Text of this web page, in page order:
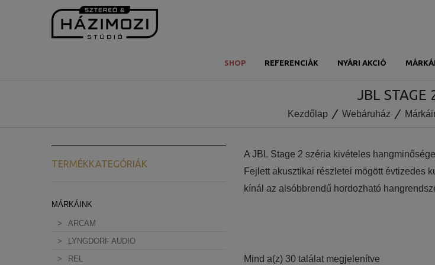
SHOP REFERENCIÁK NYÁRI AKCIÓ
JBL STAGE
Kezdőlap Webáruház
A JBL Stage 2 széria kivételes
Fejlett akusztikai részletei mögött évtizedes
kínál az alsóbbrendű hordozható
rendelkeznek, amit akusztikus lencse és új
legendás JBL modelleket idézik és a pontos,
Mind a(z) 30 találat megjelenítve
TERMÉKKATEGÓRIÁK
MÁRKÁINK
ARCAM
LYNGDORF AUDIO
REL